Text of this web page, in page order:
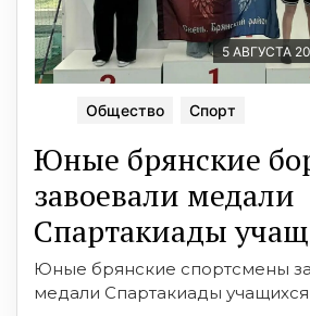
5 АВГУСТА
Общество Спорт
Юные брянские
завоевали медали
Спартакиады
Юные брянские спортсмены
медали Спартакиады